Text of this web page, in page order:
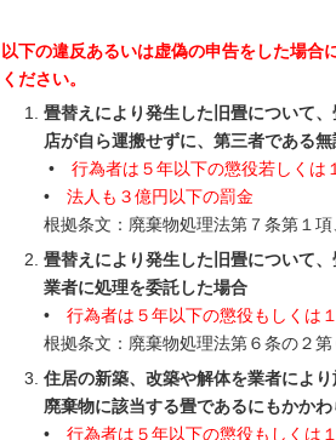
以下の違反あるいは虚偽の申告をした場
ください。
畳替えにより発生した旧畳について
店が自ら運搬せずに、第三者である
• 行為者は５年以下の懲役若しくは
• 法人も３億円以下の罰金
根拠条文：廃棄物処理法第７条第１
畳替えにより発生した旧畳について
業者に処理を委託した場合
• 行為者は５年以下の懲役もしくは
根拠条文：廃棄物処理法第６条の２
住居の新築、改築や解体を業者によ
廃棄物に該当する畳であるにもかか
• 行為者は５年以下の懲役もしくは